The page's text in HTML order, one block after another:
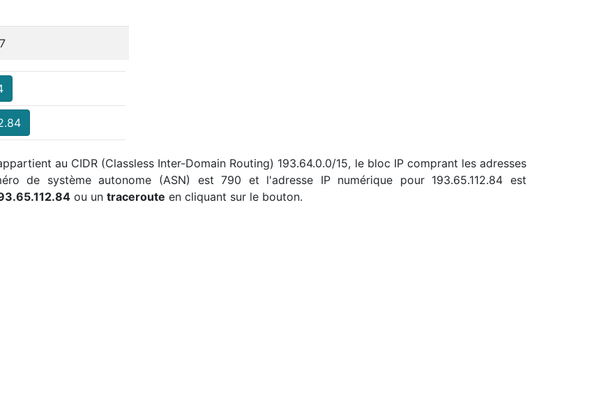
au CIDR (Classless Inter-Domain Routing) 193.64.0.0/15, le bloc IP comprant les adresses
de système autonome (ASN) est 790 et l'adresse IP numérique pour 193.65.112.84 est
ou un traceroute en cliquant sur le bouton.